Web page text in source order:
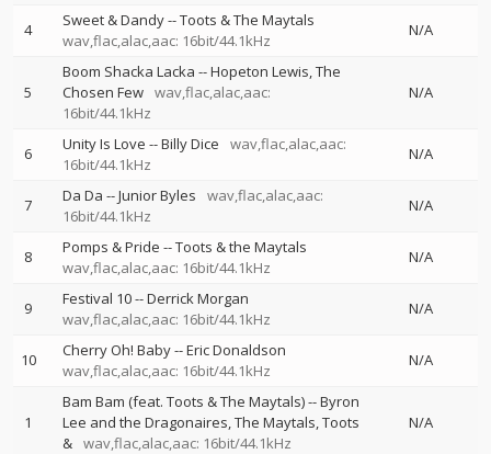
4 Sweet & Dandy--Toots & The Maytals
wav,flac,alac,aac: 16bit/44.1kHz
N/A
5
Boom Shacka Lacka --Hopeton Lewis The
Chosen Few wav,flac,alac,aac:
16bit/44.1kHz
N/A
6 Unity Is Love --Billy Dice
wav,flac,alac,aac:
16bit/44.1kHz
N/A
7 Da Da --Junior Byles
wav,flac,alac,aac:
16bit/44.1kHz
N/A
8 Pomps & Pride --Toots & the Maytals
wav,flac,alac,aac: 16bit/44.1kHz
N/A
9 Festival 10--Derrick Morgan
wav,flac,alac,aac: 16bit/44.1kHz
N/A
10 Cherry Oh! Baby--Eric Donaldson
wav,flac,alac,aac: 16bit/44.1kHz
N/A
1
Bam Bam (feat. Toots & The Maytals)--Byron
Lee and the Dragonaires The Maytals Toots
& wav,flac,alac,aac: 16bit/44.1kHz
N/A